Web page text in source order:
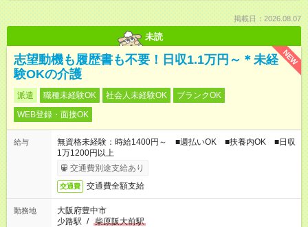
掲載日：2026.08.07
未読
NEW
志望動機も履歴書も不要！日収1.1万円～＊未経
験OKの介護
派遣 職種未経験OK 社会人未経験OK
ブランクOK
WEB登録・面接OK
給与
無資格未経験：時給1400円～ ■週払いOK ■扶養内OK ■日収
1万1200円以上
交通費別途支給あり
交通費 交通費全額支給
勤務地
大阪府豊中市
少路駅 / 柴原阪大前駅